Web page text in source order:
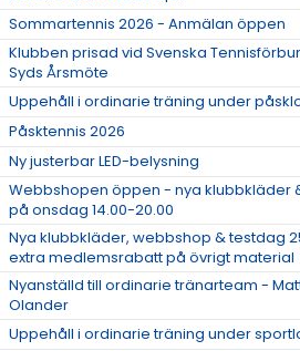
Sommartennis 2026 - Anmälan öppen
Klubben prisad vid Svenska
Syds Årsmöte
Uppehåll i ordinarie träning under
Påsktennis 2026
Ny justerbar LED-belysning
Webbshopen öppen - nya klubbkläder
på onsdag 14.00-20.00
Nya klubbkläder, webbshop & testdag
extra medlemsrabatt på övrigt material
Nyanställd till ordinarie tränarteam -
Olander
Uppehåll i ordinarie träning under